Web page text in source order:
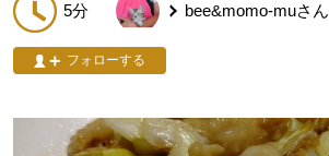
5分 bee&momo-muさん
フォローする